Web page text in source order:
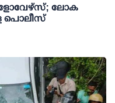
ലോക
പൊലീസ്